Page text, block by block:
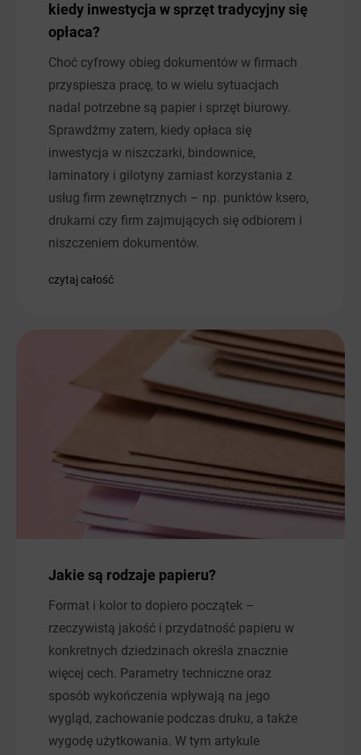
kiedy inwestycja w sprzęt tradycyjny się
opłaca?
Choć cyfrowy obieg dokumentów w firmach
przyspiesza pracę, to w wielu sytuacjach
nadal potrzebne są papier i sprzęt biurowy.
Sprawdźmy zatem, kiedy opłaca się
inwestycja w niszczarki, bindownice,
laminatory i gilotyny zamiast korzystania z
usług firm zewnętrznych – np. punktów ksero,
drukarni czy firm zajmujących się odbiorem i
niszczeniem dokumentów.
czytaj całość
Jakie są rodzaje papieru?
Format i kolor to dopiero początek –
rzeczywistą jakość i przydatność papieru w
konkretnych dziedzinach określa znacznie
więcej cech. Parametry techniczne oraz
sposób wykończenia wpływają na jego
wygląd, zachowanie podczas druku, a także
wygodę użytkowania. W tym artykule